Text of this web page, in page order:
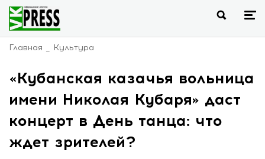
Главная Культура
«Кубанская казачья вольница
имени Николая Кубаря» даст
концерт в День танца: что
ждет зрителей?